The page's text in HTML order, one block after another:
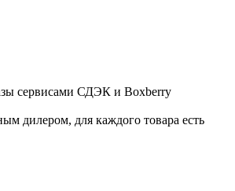
сервисами СДЭК и Boxberry
дилером, для каждого товара есть